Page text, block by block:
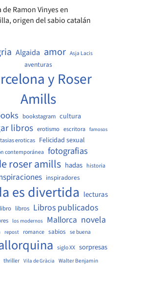
Ramon Vinyes en
origen del sabio catalán
Algaida amor Asja Lacis
aventuras
y Roser
Amills
bookstagram cultura
libros erotismo escritora famosos
eroticas Felicidad sexual
contemporánea fotografias
roser amills hadas historia
inspiradores
es divertida lecturas
libro libros Libros publicados
los modernos Mallorca novela
repost romance sabios se buena
siglo XX sorpresas
thriller Vila de Gràcia Walter Benjamin